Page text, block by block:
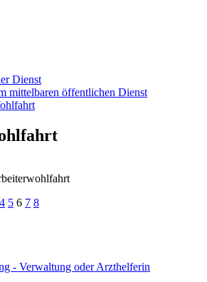
Dienst
mittelbaren öffentlichen Dienst
4 5 6 7 8
- Verwaltung oder Arzthelferin